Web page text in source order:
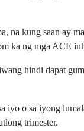
na kung saan ay
ka ng mga ACE
hindi dapat
iyo o sa iyong
trimester.